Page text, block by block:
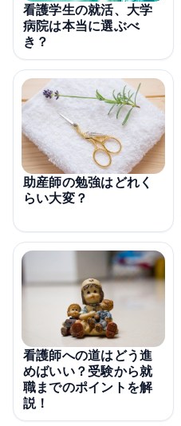
看護学生の就活、大学
病院は本当に選ぶべ
き？
助産師の勉強はどれく
らい大変？
看護師への道はどう進
めばいい？受験から就
職までのポイントを解
説！